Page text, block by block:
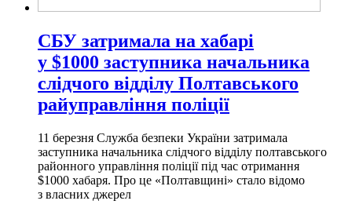
СБУ затримала на хабарі
у $1000 заступника начальника
слідчого відділу Полтавського
райуправління поліції
11 березня Служба безпеки України затримала
заступника начальника слідчого відділу полтавського
районного управління поліції під час отримання
$1000 хабаря. Про це «Полтавщині» стало відомо
з власних джерел